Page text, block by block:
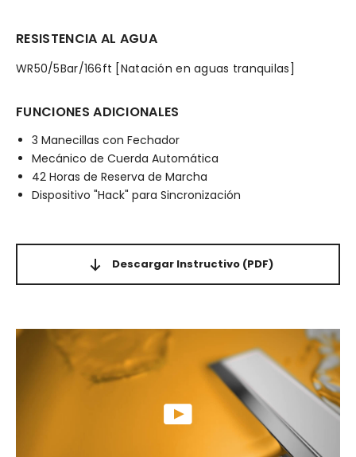
RESISTENCIA AL AGUA
WR50/5Bar/166ft [Natación en aguas tranquilas]
FUNCIONES ADICIONALES
3 Manecillas con Fechador
Mecánico de Cuerda Automática
42 Horas de Reserva de Marcha
Dispositivo "Hack" para Sincronización
Descargar Instructivo (PDF)